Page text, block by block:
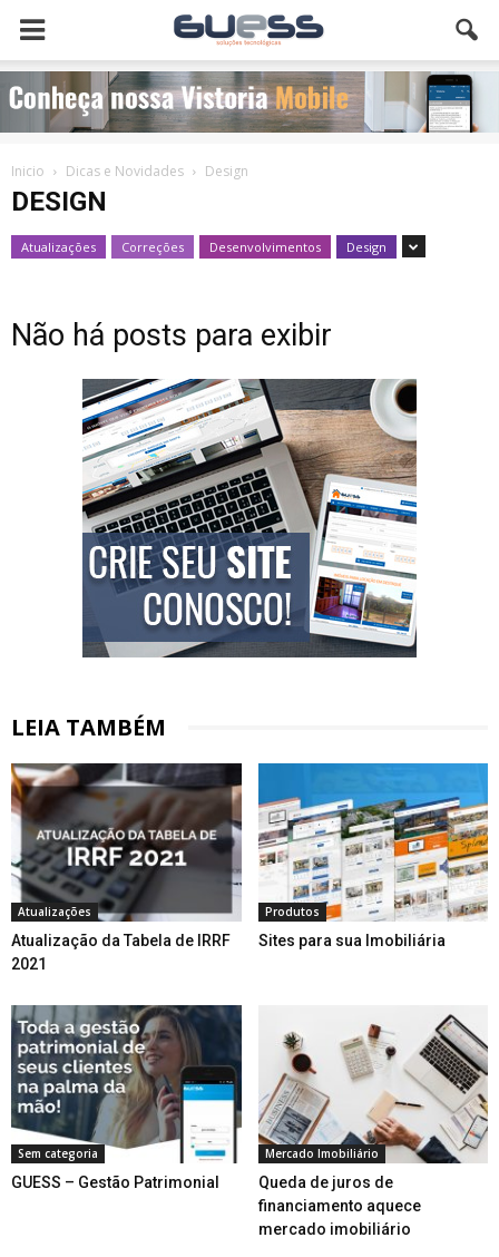
Inicio Dicas e Novidades Design
DESIGN
Atualizações Correções Desenvolvimentos Design
Não há posts para exibir
LEIA TAMBÉM
Atualizações
Atualização da Tabela de IRRF
2021
Produtos
Sites para sua Imobiliária
Sem categoria
GUESS – Gestão Patrimonial
Mercado Imobiliário
Queda de juros de
financiamento aquece
mercado imobiliário